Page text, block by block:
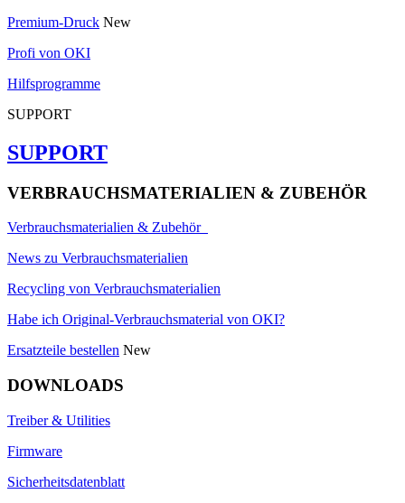
Premium-Druck New
Profi von OKI
Hilfsprogramme
SUPPORT
SUPPORT
VERBRAUCHSMATERIALIEN & ZUBEHÖR
Verbrauchsmaterialien & Zubehör
News zu Verbrauchsmaterialien
Recycling von Verbrauchsmaterialien
Habe ich Original-Verbrauchsmaterial von OKI?
Ersatzteile bestellen New
DOWNLOADS
Treiber & Utilities
Firmware
Sicherheitsdatenblatt